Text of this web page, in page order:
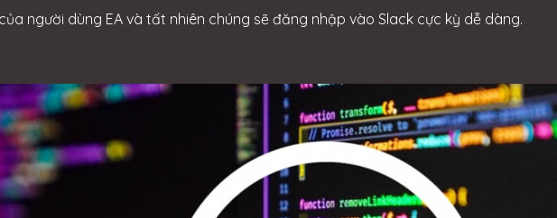
người dùng EA và tất nhiên chúng sẽ đăng nhập vào Slack cực kỳ dễ dàng.